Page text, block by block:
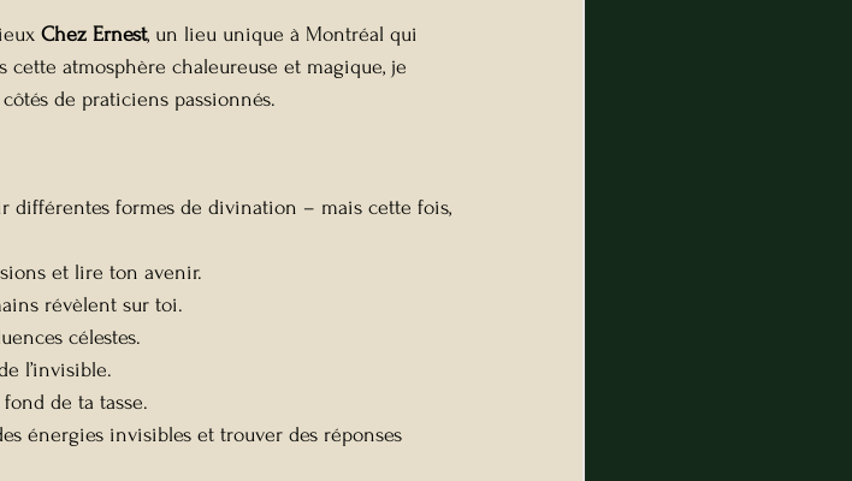
Chez Ernest, un lieu unique à Montréal qui
atmosphère chaleureuse et magique, je
de praticiens passionnés.
différentes formes de divination – mais cette fois,
et lire ton avenir.
révèlent sur toi.
célestes.
l’invisible.
de ta tasse.
énergies invisibles et trouver des réponses